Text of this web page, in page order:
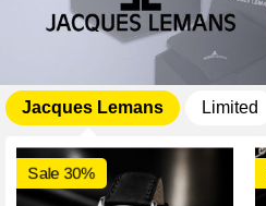
Jacques Lemans Limited
Sale 30%